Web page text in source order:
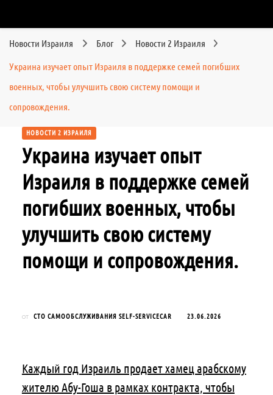
Новости Израиля Блог Новости 2 Израиля
Украина изучает опыт Израиля в поддержке семей погибших
военных, чтобы улучшить свою систему помощи и
сопровождения.
НОВОСТИ 2 ИЗРАИЛЯ
Украина изучает опыт
Израиля в поддержке семей
погибших военных, чтобы
улучшить свою систему
помощи и сопровождения.
от СТО САМООБСЛУЖИВАНИЯ SELF-SERVICECAR 23.06.2026
Каждый год Израиль продает хамец арабскому
жителю Абу-Гоша в рамках контракта, чтобы